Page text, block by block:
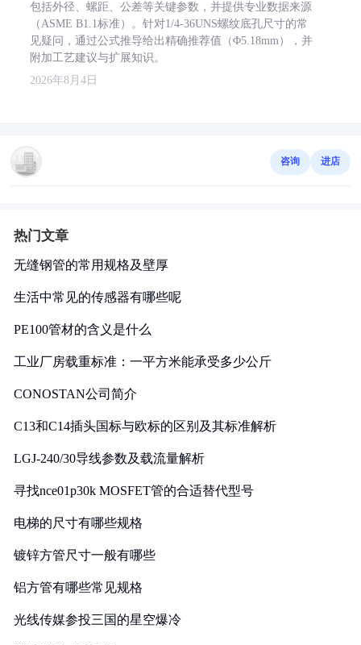
包括外径、螺距、公差等关键参数，并提供专业数据来源
（ASME B1.1标准）。针对1/4-36UNS螺纹底孔尺寸的常
见疑问，通过公式推导给出精确推荐值（Φ5.18mm），并
附加工艺建议与扩展知识。
2026年8月4日
咨询 进店
热门文章
无缝钢管的常用规格及壁厚
生活中常见的传感器有哪些呢
PE100管材的含义是什么
工业厂房载重标准：一平方米能承受多少公斤
CONOSTAN公司简介
C13和C14插头国标与欧标的区别及其标准解析
LGJ-240/30导线参数及载流量解析
寻找nce01p30k MOSFET管的合适替代型号
电梯的尺寸有哪些规格
镀锌方管尺寸一般有哪些
铝方管有哪些常见规格
光线传媒参投三国的星空爆冷